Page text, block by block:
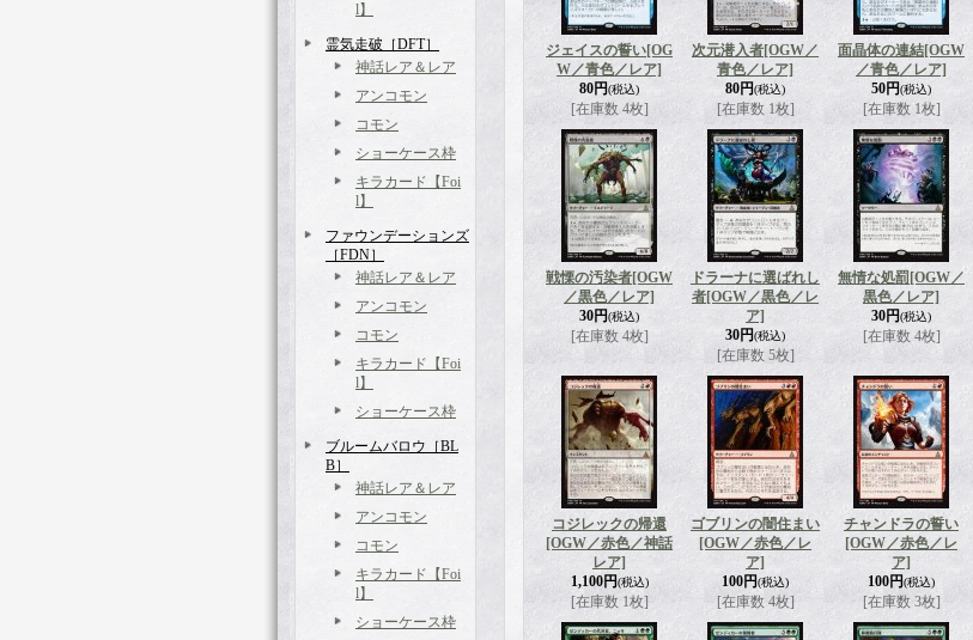
l】
霊気走破［DFT］
神話レア＆レア
アンコモン
コモン
ショーケース枠
キラカード【Foi
l】
ファウンデーションズ
［FDN］
神話レア＆レア
アンコモン
コモン
キラカード【Foi
l】
ショーケース枠
ブルームバロウ［BL
B］
神話レア＆レア
アンコモン
コモン
キラカード【Foi
l】
ショーケース枠
ジェイスの誓い[OG
W／青色／レア]
80円(税込)
[在庫数 4枚]
次元潜入者[OGW／
青色／レア]
80円(税込)
[在庫数 1枚]
面晶体の連結[OGW
／青色／レア]
50円(税込)
[在庫数 1枚]
戦慄の汚染者[OGW
／黒色／レア]
30円(税込)
[在庫数 4枚]
ドラーナに選ばれし
者[OGW／黒色／レ
ア]
30円(税込)
[在庫数 5枚]
無情な処罰 [OGW／
黒色／レア]
30円(税込)
[在庫数 4枚]
コジレックの帰還
[OGW／赤色／神話
レア]
1,100円(税込)
[在庫数 1枚]
ゴブリンの闇住まい
[OGW／赤色／レ
ア]
100円(税込)
[在庫数 4枚]
チャンドラの誓い
[OGW／赤色／レ
ア]
100円(税込)
[在庫数 3枚]